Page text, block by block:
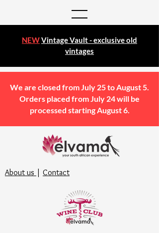
NEWVintage Vault - exclusive old
vintages
About us | Contact
We are closed from July 25 to August 5.
Orders placed from July 24 will be
processed starting August 6.